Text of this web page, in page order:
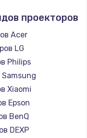
проекторов
Acer
LG
Philips
Xiaomi
Epson
BenQ
DEXP